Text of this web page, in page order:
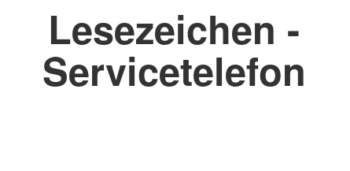
Lesezeichen -
Servicetelefon